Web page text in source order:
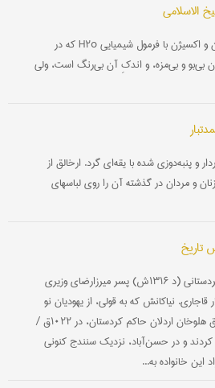
الاسلامی
آب، ماده‌ای مركب از هیدروژن و اكسیژن با فرمول شیمیایی H۲o كه در
بی‌بو و بی‌مزه، و اندكِ آن بی‌رنگ است، ولی
و پنبه‌دوزی شده با یقه‌ای گرد. ارخالق از
و مردان در گذشته آن را روی لباسهای
تاریخ
آصِفْ دیوان، میرزا علی‌نقی کردستانی (د ۱۳۱۶ش) پسر میرزارضای وزیری
نیاکانش که به قولی، از یهودیان نو
اسلام اصفهان بودند، به تشویق هلوخان اردلان حاکم کردستان، در ۱۰۲۲ق /
کردند و در حسن‌آباد، نزدیک سنندج کنونی
خانواده به...